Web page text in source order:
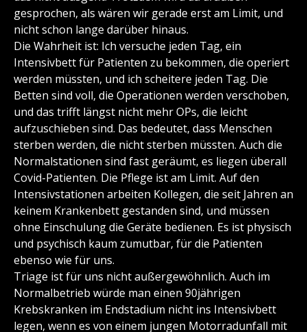
gesprochen, als wären wir gerade erst am Limit, und
nicht schon lange darüber hinaus.
Die Wahrheit ist: Ich versuche jeden Tag, ein
Intensivbett für Patienten zu bekommen, die operiert
werden müssten, und ich scheitere jeden Tag. Die
Betten sind voll, die Operationen werden verschoben,
und das trifft längst nicht mehr OPs, die leicht
aufzuschieben sind. Das bedeutet, dass Menschen
sterben werden, die nicht sterben müssten. Auch die
Normalstationen sind fast geräumt, es liegen überall
Covid-Patienten. Die Pflege ist am Limit. Auf den
Intensivstationen arbeiten Kollegen, die seit Jahren an
keinem Krankenbett gestanden sind, und müssen
ohne Einschulung die Geräte bedienen. Es ist physisch
und psychisch kaum zumutbar, für die Patienten
ebenso wie für uns.
Triage ist für uns nicht außergewöhnlich. Auch im
Normalbetrieb würde man einen 90jährigen
Krebskranken im Endstadium nicht ins Intensivbett
legen, wenn es von einem jungen Motorradunfall mit